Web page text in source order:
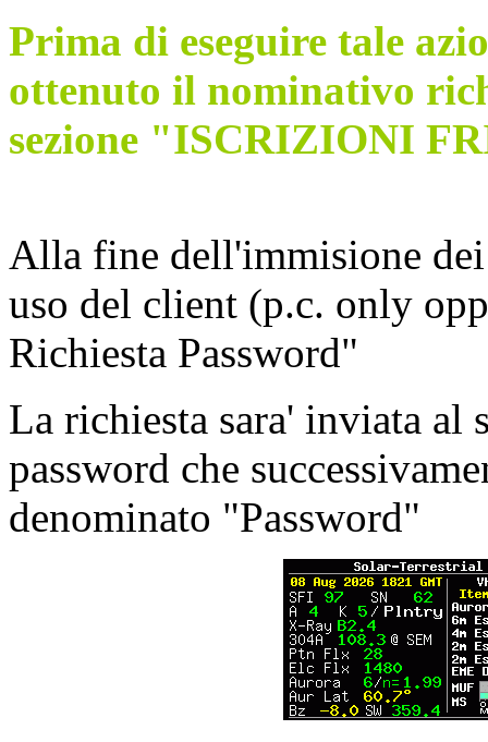
Prima di eseguire tale
ottenuto il nominativo
sezione "ISCRIZIONI
Alla fine dell'immisione
uso del client (p.c. only
Richiesta Password"
La richiesta sara' inviata al
password che
denominato "Password"